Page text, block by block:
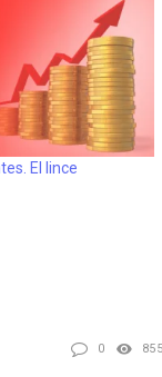
El lince
0 855